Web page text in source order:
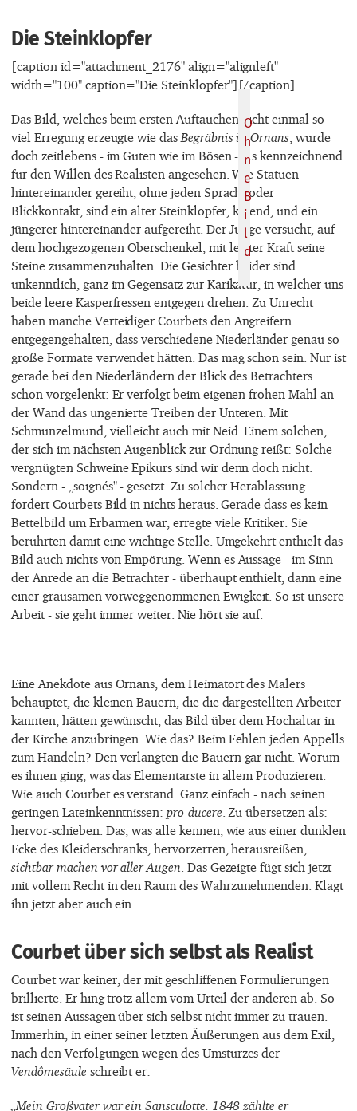
Die Steinklopfer
[caption id="attachment_2176" align="alignleft"
width="100" caption="Die Steinklopfer"] [/caption]
Das Bild, welches beim ersten Auftauchen nicht einmal so
viel Erregung erzeugte wie dasBegräbnis in Ornans, wurde
doch zeitlebens - im Guten wie im Bösen - als kennzeichnend
für den Willen des Realisten angesehen. Wie Statuen
hintereinander gereiht, ohne jeden Sprach- oder
Blickkontakt, sind ein alter Steinklopfer, kniend, und ein
jüngerer hintereinander aufgereiht. Der Junge versucht, auf
dem hochgezogenen Oberschenkel, mit letzter Kraft seine
Steine zusammenzuhalten. Die Gesichter beider sind
unkenntlich, ganz im Gegensatz zur Karikatur, in welcher uns
beide leere Kasperfressen entgegen drehen. Zu Unrecht
haben manche Verteidiger Courbets den Angreifern
entgegengehalten, dass verschiedene Niederländer genau so
große Formate verwendet hätten. Das mag schon sein. Nur ist
gerade bei den Niederländern der Blick des Betrachters
schon vorgelenkt: Er verfolgt beim eigenen frohen Mahl an
der Wand das ungenierte Treiben der Unteren. Mit
Schmunzelmund, vielleicht auch mit Neid. Einem solchen,
der sich im nächsten Augenblick zur Ordnung reißt: Solche
vergnügten Schweine Epikurs sind wir denn doch nicht.
Sondern - „soignés" - gesetzt. Zu solcher Herablassung
fordert Courbets Bild in nichts heraus. Gerade dass es kein
Bettelbild um Erbarmen war, erregte viele Kritiker. Sie
berührten damit eine wichtige Stelle. Umgekehrt enthielt das
Bild auch nichts von Empörung. Wenn es Aussage - im Sinn
der Anrede an die Betrachter - überhaupt enthielt, dann eine
einer grausamen vorweggenommenen Ewigkeit. So ist unsere
Arbeit - sie geht immer weiter. Nie hört sie auf.
Eine Anekdote aus Ornans, dem Heimatort des Malers
behauptet, die kleinen Bauern, die die dargestellten Arbeiter
kannten, hätten gewünscht, das Bild über dem Hochaltar in
der Kirche anzubringen. Wie das? Beim Fehlen jeden Appells
zum Handeln? Den verlangten die Bauern gar nicht. Worum
es ihnen ging, was das Elementarste in allem Produzieren.
Wie auch Courbet es verstand. Ganz einfach - nach seinen
geringen Lateinkenntnissen:pro-ducere. Zu übersetzen als:
hervor-schieben. Das, was alle kennen, wie aus einer dunklen
Ecke des Kleiderschranks, hervorzerren, herausreißen,
sichtbar machen vor aller Augen. Das Gezeigte fügt sich jetzt
mit vollem Recht in den Raum des Wahrzunehmenden. Klagt
ihn jetzt aber auch ein.
Courbet über sich selbst als Realist
Courbet war keiner, der mit geschliffenen Formulierungen
brillierte. Er hing trotz allem vom Urteil der anderen ab. So
ist seinen Aussagen über sich selbst nicht immer zu trauen.
Immerhin, in einer seiner letzten Äußerungen aus dem Exil,
nach den Verfolgungen wegen des Umsturzes der
Vendômesäule schreibt er:
„Mein Großvater war ein Sansculotte. 1848 zählte er